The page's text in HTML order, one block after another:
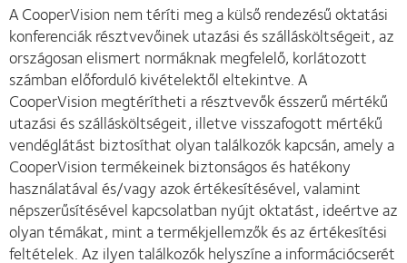
A CooperVision nem téríti meg a külső rendezésű oktatási
konferenciák résztvevőinek utazási és szállásköltségeit, az
országosan elismert normáknak megfelelő, korlátozott
számban előforduló kivételektől eltekintve. A
CooperVision megtérítheti a résztvevők ésszerű mértékű
utazási és szállásköltségeit, illetve visszafogott mértékű
vendéglátást biztosíthat olyan találkozók kapcsán, amely a
CooperVision termékeinek biztonságos és hatékony
használatával és/vagy azok értékesítésével, valamint
népszerűsítésével kapcsolatban nyújt oktatást, ideértve az
olyan témákat, mint a termékjellemzők és az értékesítési
feltételek. Az ilyen találkozók helyszíne a információcserét